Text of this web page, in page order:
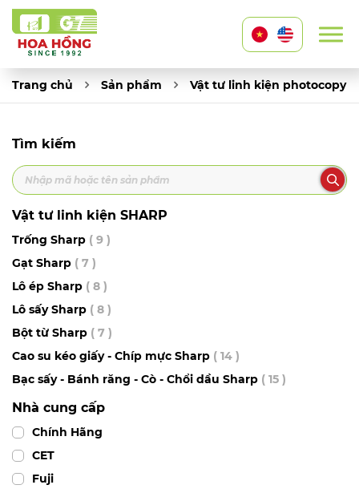
Trang chủ Sản phẩm Vật tư linh kiện photocopy
Tìm kiếm
Vật tư linh kiện SHARP
Trống Sharp ( 9 )
Gạt Sharp ( 7 )
Lô ép Sharp ( 8 )
Lô sấy Sharp ( 8 )
Bột từ Sharp ( 7 )
Cao su kéo giấy - Chíp mực Sharp ( 14 )
Bạc sấy - Bánh răng - Cò - Chổi dầu Sharp ( 15 )
Nhà cung cấp
Chính Hãng
CET
Fuji